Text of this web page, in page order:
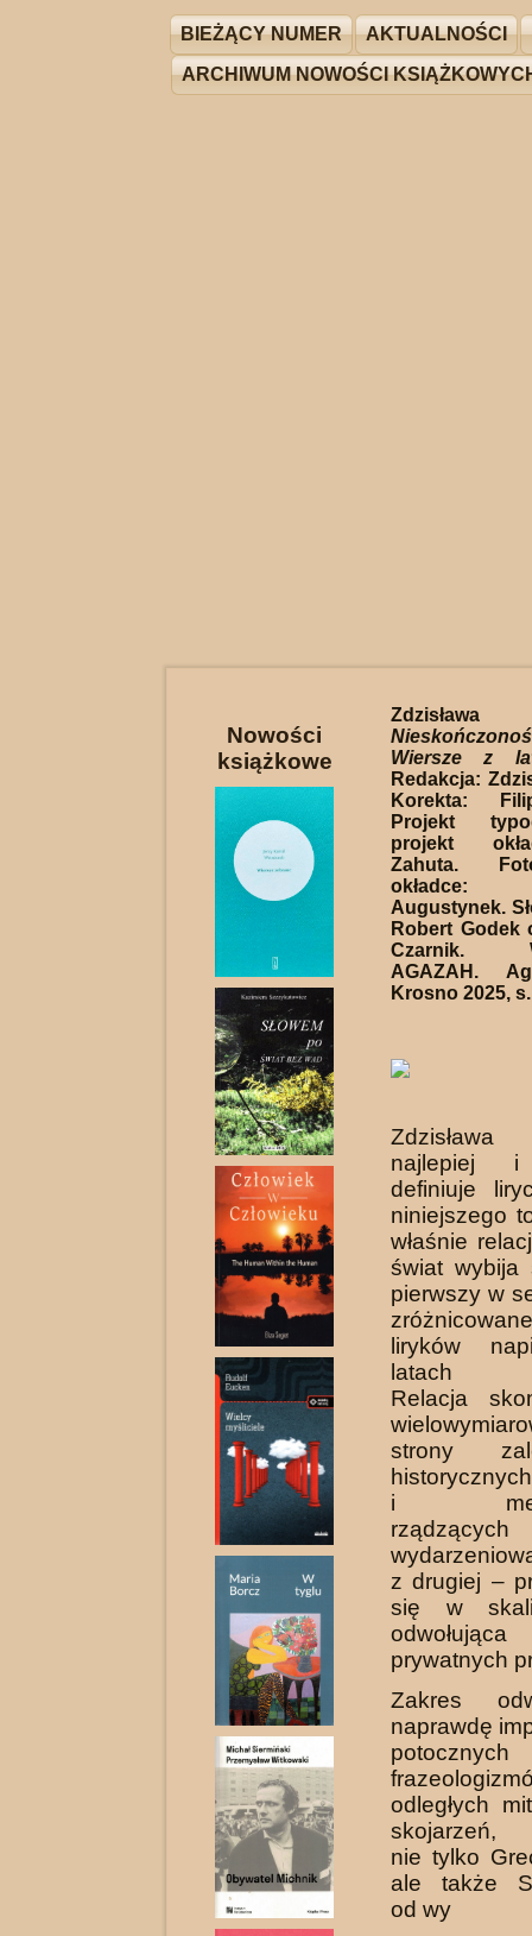
BIEŻĄCY NUMER AKTUALNOŚCI
ARCHIWUM NOWOŚCI
Nowości
książkowe
Wiersze z
Redakcja:
Korekta:
Projekt
projekt
Zahuta.
Augustynek.
Robert Godek
Czarnik.
AGAZAH.
Krosno 2025,
najlepiej i
definiuje
niniejszego
wła­śnie
świat
pierwszy w
liryków
latach
Relacja
strony
i
z drugiej –
się w
prywatnych
Zakres
naprawdę
potocznych
odległych
skojarzeń,
nie tylko
ale także
od wy­